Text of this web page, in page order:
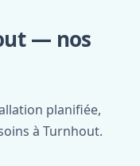
— nos
planifiée,
à Turnhout.